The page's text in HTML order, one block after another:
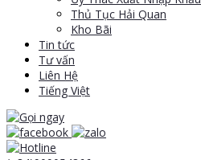
Thủ Tục Hải Quan
Kho Bãi
Tin tức
Tư vấn
Liên Hệ
Tiếng Việt